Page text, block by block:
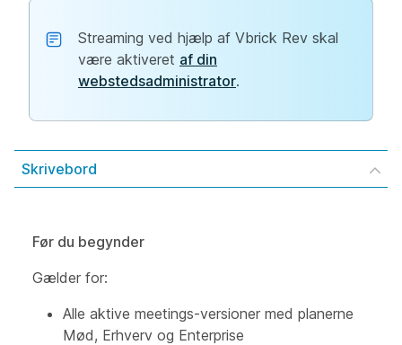
Streaming ved hjælp af Vbrick Rev skal
være aktiveret af din
webstedsadministrator.
Skrivebord
Før du begynder
Gælder for:
Alle aktive meetings-versioner med planerne
Mød, Erhverv og Enterprise